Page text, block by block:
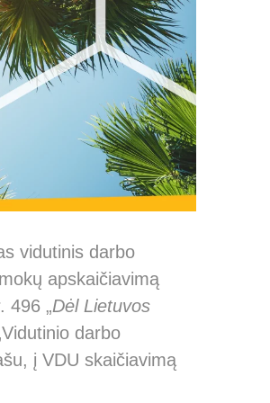
vidutinis darbo
apskaičiavimą
496 „Dėl Lietuvos
darbo
į VDU skaičiavimą